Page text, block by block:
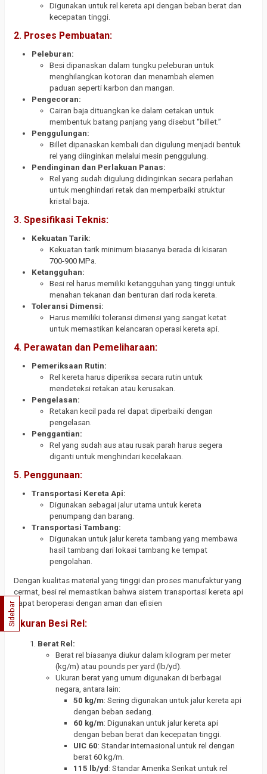
Digunakan untuk rel kereta api dengan beban berat dan
kecepatan tinggi.
2. Proses Pembuatan:
Peleburan:
Besi dipanaskan dalam tungku peleburan untuk
menghilangkan kotoran dan menambah elemen
paduan seperti karbon dan mangan.
Pengecoran:
Cairan baja dituangkan ke dalam cetakan untuk
membentuk batang panjang yang disebut “billet.”
Penggulungan:
Billet dipanaskan kembali dan digulung menjadi bentuk
rel yang diinginkan melalui mesin penggulung.
Pendinginan dan Perlakuan Panas:
Rel yang sudah digulung didinginkan secara perlahan
untuk menghindari retak dan memperbaiki struktur
kristal baja.
3. Spesifikasi Teknis:
Kekuatan Tarik:
Kekuatan tarik minimum biasanya berada di kisaran
700-900 MPa.
Ketangguhan:
Besi rel harus memiliki ketangguhan yang tinggi untuk
menahan tekanan dan benturan dari roda kereta.
Toleransi Dimensi:
Harus memiliki toleransi dimensi yang sangat ketat
untuk memastikan kelancaran operasi kereta api.
4. Perawatan dan Pemeliharaan:
Pemeriksaan Rutin:
Rel kereta harus diperiksa secara rutin untuk
mendeteksi retakan atau kerusakan.
Pengelasan:
Retakan kecil pada rel dapat diperbaiki dengan
pengelasan.
Penggantian:
Rel yang sudah aus atau rusak parah harus segera
diganti untuk menghindari kecelakaan.
5. Penggunaan:
Transportasi Kereta Api:
Digunakan sebagai jalur utama untuk kereta
penumpang dan barang.
Transportasi Tambang:
Digunakan untuk jalur kereta tambang yang membawa
hasil tambang dari lokasi tambang ke tempat
pengolahan.
Dengan kualitas material yang tinggi dan proses manufaktur yang
cermat, besi rel memastikan bahwa sistem transportasi kereta api
dapat beroperasi dengan aman dan efisien
Ukuran Besi Rel:
Berat Rel:
Berat rel biasanya diukur dalam kilogram per meter
(kg/m) atau pounds per yard (lb/yd).
Ukuran berat yang umum digunakan di berbagai
negara, antara lain:
50 kg/m: Sering digunakan untuk jalur kereta api
dengan beban sedang.
60 kg/m: Digunakan untuk jalur kereta api
dengan beban berat dan kecepatan tinggi.
UIC 60: Standar internasional untuk rel dengan
berat 60 kg/m.
115 lb/yd : Standar Amerika Serikat untuk rel
Sidebar